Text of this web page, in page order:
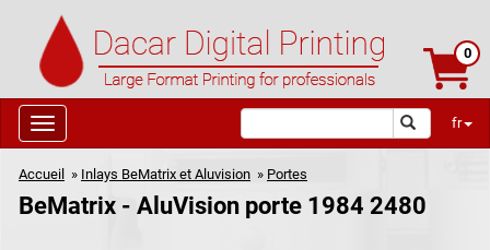
0
fr
Accueil » Inlays BeMatrix et Aluvision » Portes
BeMatrix - AluVision porte 1984 2480